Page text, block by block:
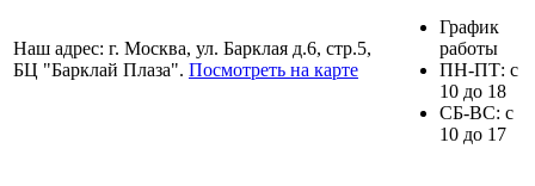
Наш адрес: г. Москва, ул. Барклая д.6, стр.5,
БЦ "Барклай Плаза". Посмотреть на карте
График
работы
ПH-ПТ: с
10 до 18
СБ-ВС: с
10 до 17